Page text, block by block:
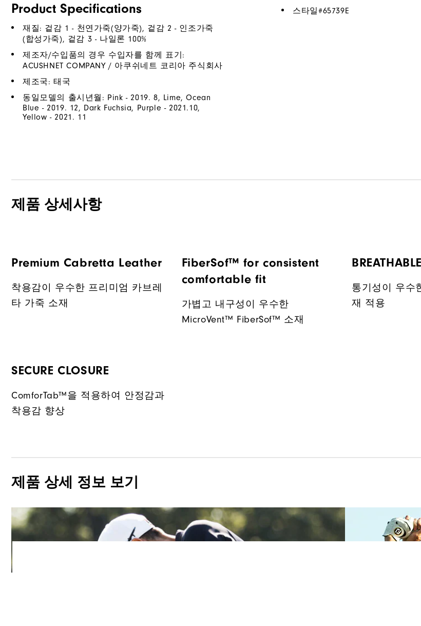
Product Specifications
재질: 겉감 1 - 천연가죽(양가죽), 겉감 2 - 인조가죽
(합성가죽), 겉감 3 - 나일론 100%
제조자/수입품의 경우 수입자를 함께 표기:
ACUSHNET COMPANY / 아쿠쉬네트 코리아 주식회사
제조국: 태국
동일모델의 출시년월: Pink - 2019. 8, Lime, Ocean
Blue - 2019. 12, Dark Fuchsia, Purple - 2021.10,
Yellow - 2021. 11
스타일#65739E
제품 상세사항
Premium Cabretta Leather
착용감이 우수한 프리미엄 카브레
타 가죽 소재
FiberSof™ for consistent
comfortable fit
가볍고 내구성이 우수한
MicroVent™ FiberSof™ 소재
통기성이 우수
재 적용
SECURE CLOSURE
ComforTab™을 적용하여 안정감과
착용감 향상
제품 상세 정보 보기